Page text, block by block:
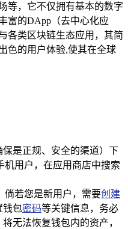
等，它不仅拥有基本的数字
富的DApp（去中心化应
各类区块链生态应用，其简
色的用户体验,使其在全球
是正规、安全的渠道）下
机用户，在应用商店中搜索
倘若您是新用户，需要创建
钱包密码等关键信息，务必
无法恢复钱包内的资产，